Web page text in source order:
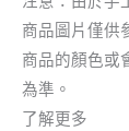
商品圖片僅供
商品的顏色或
為準。
了解更多